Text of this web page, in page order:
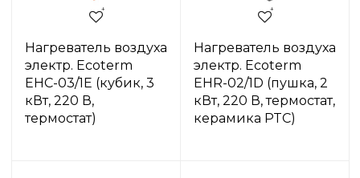
Нагреватель воздуха
электр. Ecoterm
EHC-03/1E (кубик, 3
кВт, 220 В,
термостат)
Нагреватель воздуха
электр. Ecoterm
EHR-02/1D (пушка, 2
кВт, 220 В, термостат,
керамика PTC)